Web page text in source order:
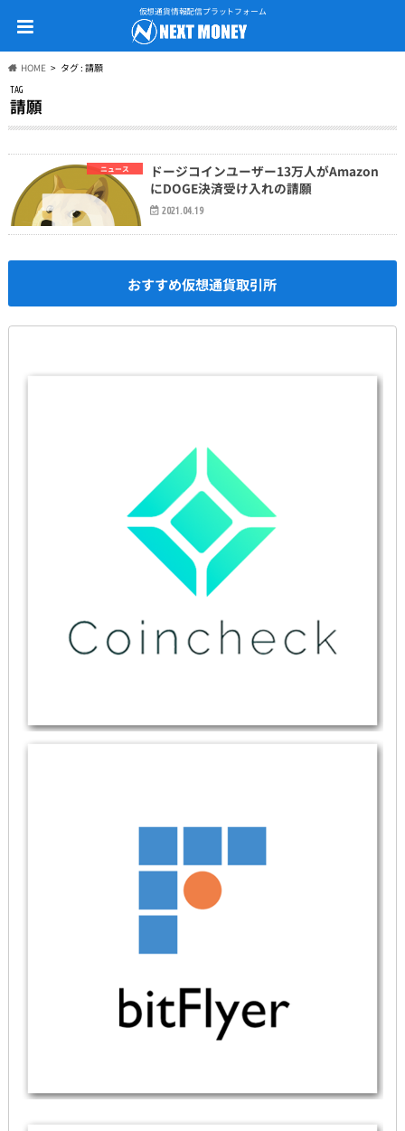
仮想通貨情報配信プラットフォーム
HOME タグ : 請願
TAG
請願
ニュース
ドージコインユーザー13万人がAmazon
にDOGE決済受け入れの請願
2021.04.19
おすすめ仮想通貨取引所